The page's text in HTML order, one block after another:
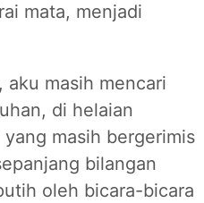
mata, menjadi
aku masih mencari
di helaian
masih bergerimis
bilangan
oleh bicara-bicara